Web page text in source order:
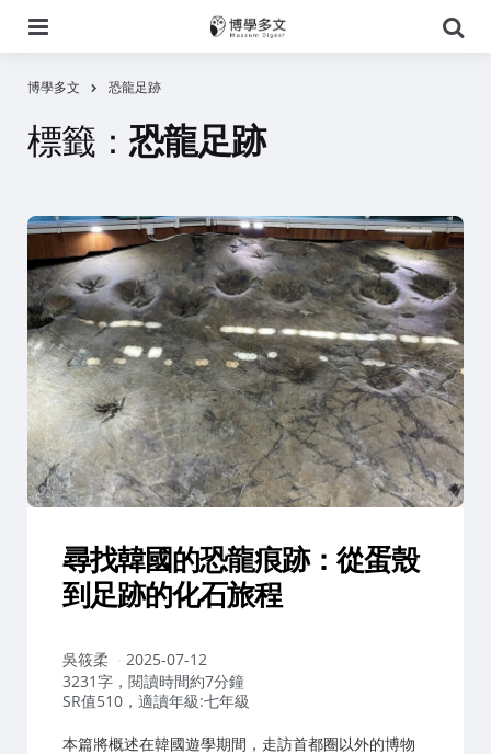
尋
博學多文 恐龍足跡
標籤： 恐龍足跡
尋找韓國的恐龍痕跡：從蛋殼
到足跡的化石旅程
作
者：
吳筱柔
2025-07-12
3231字，閱讀時間約7分鐘
SR值510，適讀年級:七年級
本篇將概述在韓國遊學期間，走訪首都圈以外的博物